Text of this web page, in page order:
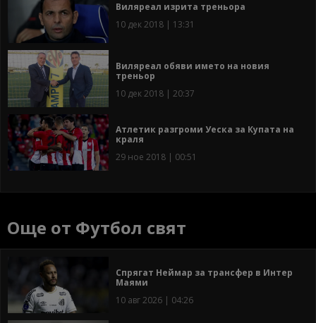
Виляреал изрита треньора
10 дек 2018 | 13:31
Виляреал обяви името на новия
треньор
10 дек 2018 | 20:37
Атлетик разгроми Уеска за Купата на
краля
29 ное 2018 | 00:51
Още от Футбол свят
Спрягат Неймар за трансфер в Интер
Маями
10 авг 2026 | 04:26